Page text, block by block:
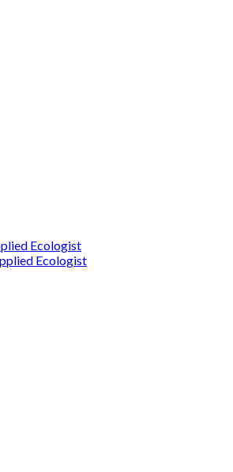
Ecologist
Ecologist